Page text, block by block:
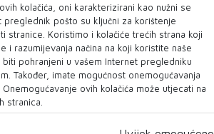
u utorak svira najveće svjetske
dana glazbe, Simfonijski orkestar
kolačića, oni karakterizirani kao nužni se
preglednik pošto su ključni za korištenje
stranice. Koristimo i kolačiće trećih strana koji
i razumijevanja načina na koji koristite naše
biti pohranjeni u vašem Internet pregledniku
Također, imate mogućnost onemogućavanja
ovih kolačića može utjecati na
stranica.